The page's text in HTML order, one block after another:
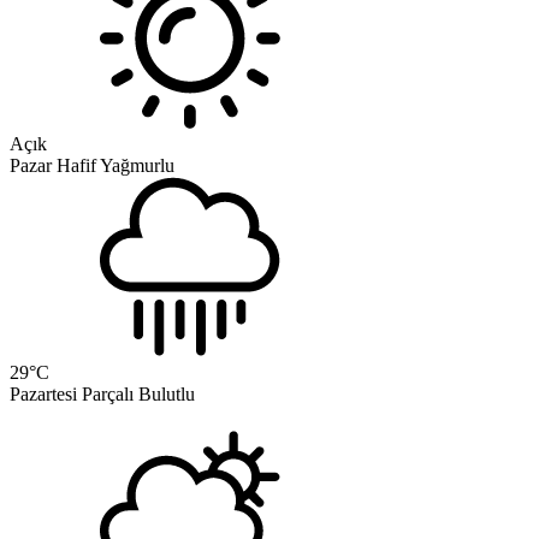
Açık
Pazar Hafif Yağmurlu
29°C
Pazartesi Parçalı Bulutlu